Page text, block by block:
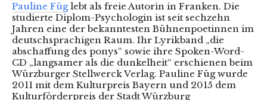
Pauline Füglebt als freie Autorin in Franken. Die
studierte Diplom-Psychologin ist seit sechzehn
Jahren eine der bekanntesten Bühnenpoetinnen im
deutschsprachigen Raum. Ihr Lyrikband „die
abschaffung des ponys“ sowie ihre Spoken-Word-
CD „langsamer als die dunkelheit“ erschienen beim
Würzburger Stellwerck Verlag. Pauline Füg wurde
2011 mit dem Kulturpreis Bayern und 2015 dem
Kulturförderpreis der Stadt Würzburg